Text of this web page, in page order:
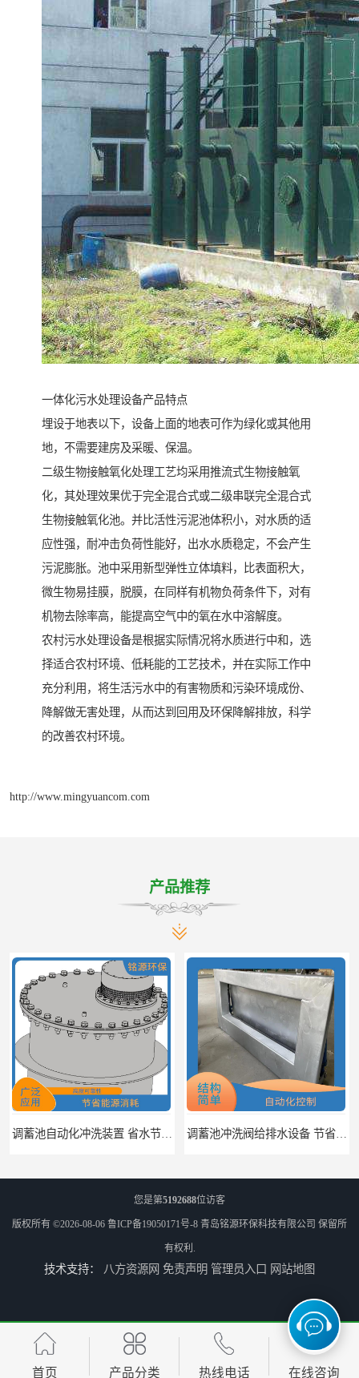
一体化污水处理设备产品特点
埋设于地表以下，设备上面的地表可作为绿化或其他用
地，不需要建房及采暖、保温。
二级生物接触氧化处理工艺均采用推流式生物接触氧
化，其处理效果优于完全混合式或二级串联完全混合式
生物接触氧化池。并比活性污泥池体积小，对水质的适
应性强，耐冲击负荷性能好，出水水质稳定，不会产生
污泥膨胀。池中采用新型弹性立体填料，比表面积大，
微生物易挂膜，脱膜，在同样有机物负荷条件下，对有
机物去除率高，能提高空气中的氧在水中溶解度。
农村污水处理设备是根据实际情况将水质进行中和，选
择适合农村环境、低耗能的工艺技术，并在实际工作中
充分利用，将生活污水中的有害物质和污染环境成份、
降解做无害处理，从而达到回用及环保降解排放，科学
的改善农村环境。
http://www.mingyuancom.com
产品推荐
不锈钢渠道闸门环保设备 耐压能力强 适应不同工况的要求
您是第5192688位访客
版权所有 ©2026-08-06 鲁ICP备19050171号-8 青岛铭源环保科技有限公司 保留所
有权利.
技术支持： 八方资源网 免责声明 管理员入口 网站地图
首页 产品分类 热线电话 在线咨询